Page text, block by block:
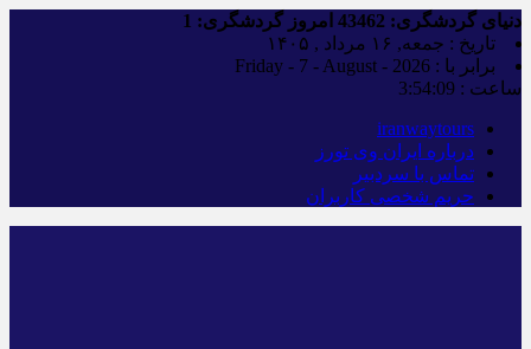
دنیای گردشگری: امروز گردشگری:
تاریخ : جمعه, ۱۶ مرداد , ۱۴۰۵
برابر با : Friday - 7 - August - 2026
ساعت : 3:54:10
iranwaytours
درباره ایران وی تورز
تماس با سردبیر
حریم شخصی کاربران